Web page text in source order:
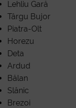
Lehliu Gară
Târgu Bujor
Piatra-Olt
Horezu
Deta
Ardud
Bălan
Slănic
Brezoi